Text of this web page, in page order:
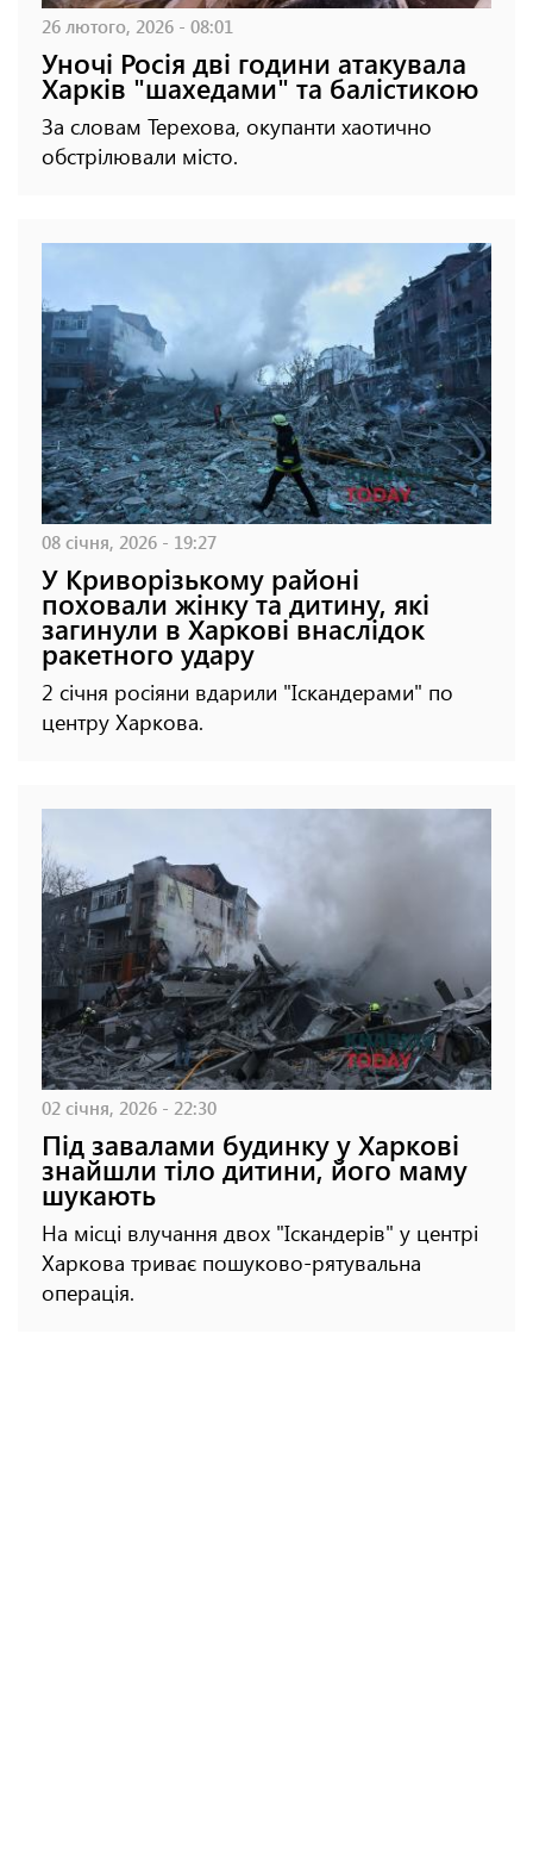
26 лютого, 2026 - 08:01
Уночі Росія дві години атакувала
Харків "шахедами" та балістикою
За словам Терехова, окупанти хаотично
обстрілювали місто.
08 січня, 2026 - 19:27
У Криворізькому районі
поховали жінку та дитину, які
загинули в Харкові внаслідок
ракетного удару
2 січня росіяни вдарили "Іскандерами" по
центру Харкова.
02 січня, 2026 - 22:30
Під завалами будинку у Харкові
знайшли тіло дитини, його маму
шукають
На місці влучання двох "Іскандерів" у центрі
Харкова триває пошуково-рятувальна
операція.